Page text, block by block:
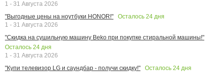
1 - 31 Августа 2026
"Выгодные цены на ноутбуки HONOR!"
Осталось 24 дня
1 - 31 Августа 2026
"Скидка на сушильную машину Beko при покупке стиральной машины!"
Осталось 24 дня
1 - 31 Августа 2026
"Купи телевизор LG и саундбар - получи скидку!"
Осталось 24 дня